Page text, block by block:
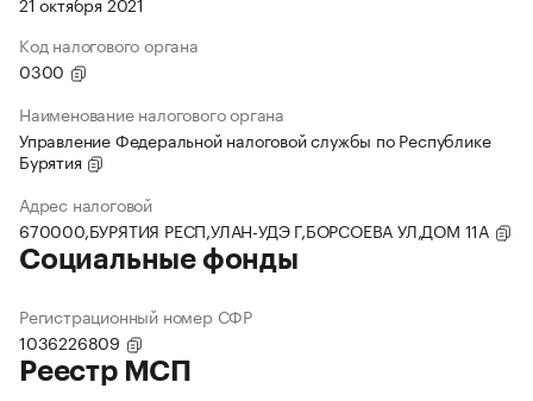
Код налогового органа
0300
Наименование налогового органа
Управление Федеральной налоговой службы по Республике
Бурятия
Адрес налоговой
670000,БУРЯТИЯ РЕСП,УЛАН-УДЭ Г,БОРСОЕВА УЛ,ДОМ 11А
Социальные фонды
Регистрационный номер СФР
1036226809
Реестр МСП